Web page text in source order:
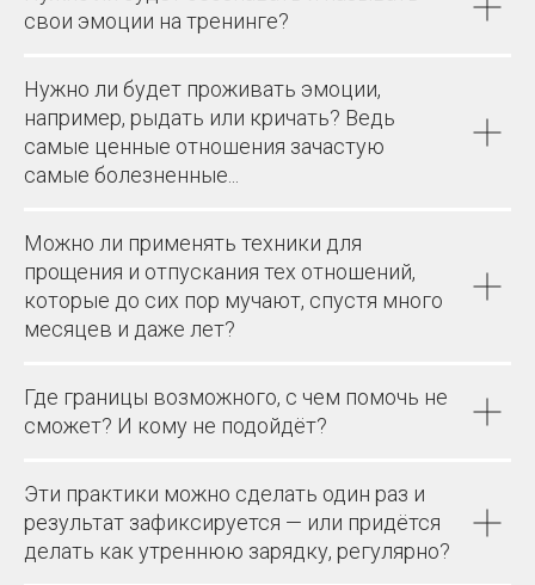
свои эмоции на тренинге?
Нужно ли будет проживать эмоции,
например, рыдать или кричать? Ведь
самые ценные отношения зачастую
самые болезненные...
Можно ли применять техники для
прощения и отпускания тех отношений,
которые до сих пор мучают, спустя много
месяцев и даже лет?
Где границы возможного, с чем помочь не
сможет? И кому не подойдёт?
Эти практики можно сделать один раз и
результат зафиксируется — или придётся
делать как утреннюю зарядку, регулярно?